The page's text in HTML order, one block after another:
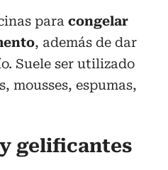
para congelar
, además de dar
Suele ser utilizado
mousses, espumas,
gelificantes